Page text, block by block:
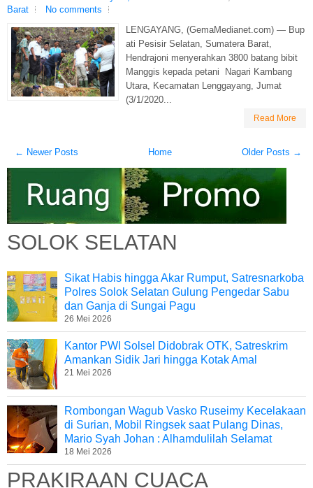
Barat
No comments
LENGAYANG, (GemaMedianet.com) — Bup
ati Pesisir Selatan, Sumatera Barat,
Hendrajoni menyerahkan 3800 batang bibit
Manggis kepada petani Nagari Kambang
Utara, Kecamatan Lenggayang, Jumat
(3/1/2020...
Read More
← Newer Posts Older Posts →
Home
SOLOK SELATAN
Sikat Habis hingga Akar Rumput, Satresnarkoba
Polres Solok Selatan Gulung Pengedar Sabu
dan Ganja di Sungai Pagu
26 Mei 2026
Kantor PWI Solsel Didobrak OTK, Satreskrim
Amankan Sidik Jari hingga Kotak Amal
21 Mei 2026
Rombongan Wagub Vasko Ruseimy Kecelakaan
di Surian, Mobil Ringsek saat Pulang Dinas,
Mario Syah Johan : Alhamdulilah Selamat
18 Mei 2026
PRAKIRAAN CUACA